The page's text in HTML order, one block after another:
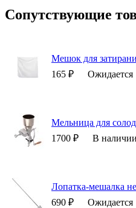
Сопутствующие
Мешок для
165 ₽
Ожидается
Мельница для
1700 ₽
В наличии
Лопатка-мешалка
690 ₽
Ожидается